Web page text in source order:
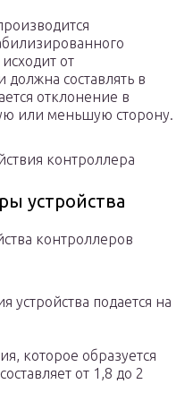
от
составлять в
отклонение в
или меньшую сторону.
контроллера
устройства
контроллеров
устройства подается на
которое образуется
от 1,8 до 2